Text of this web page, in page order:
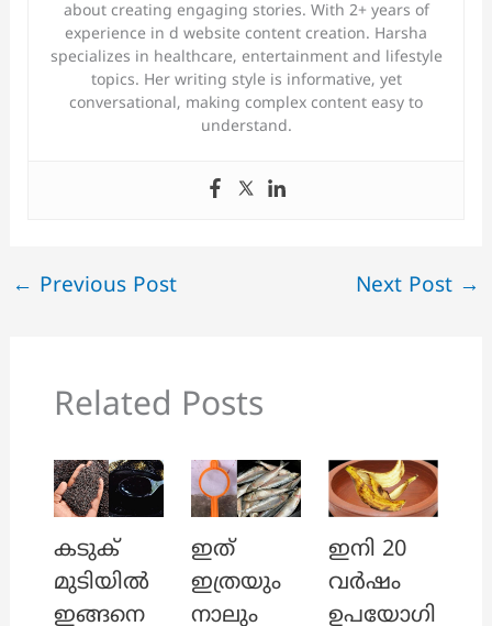
about creating engaging stories. With 2+ years of
experience in d website content creation. Harsha
specializes in healthcare, entertainment and lifestyle
topics. Her writing style is informative, yet
conversational, making complex content easy to
understand.
← Previous Post Next Post →
Related Posts
കടുക്
മുടിയിൽ
ഇങ്ങനെ
ഇത്
ഇത്രയും
നാലും
ഇനി 20
വർഷം
ഉപയോഗി